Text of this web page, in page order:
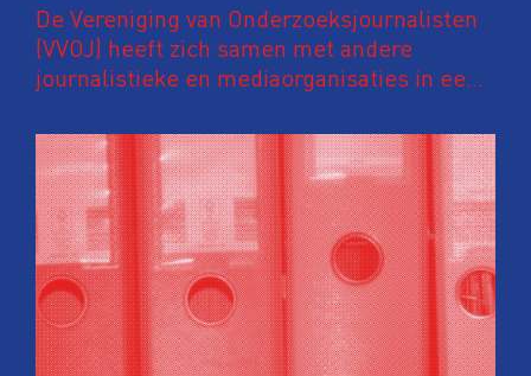
De Vereniging van Onderzoeksjournalisten
(VVOJ) heeft zich samen met andere
journalistieke en mediaorganisaties in een
voorstellen om de Wet open overheid (Woo)
vergaand aan te passen. Volgens deze
organisaties zijn deze suggesties voorbarig,
verontrustend en prematuur, zeker nu de
wet nog maar enkele jaren van kracht is en
lopende onderzoeken en evaluaties nog
niet zijn afgerond.